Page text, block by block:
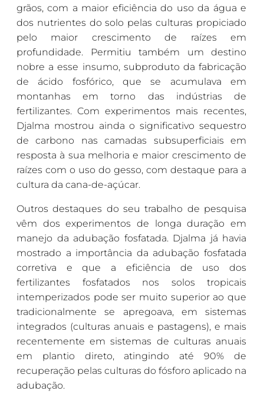
grãos, com a maior eficiência do uso da água e
dos nutrientes do solo pelas culturas propiciado
pelo maior crescimento de raízes em
profundidade. Permitiu também um destino
nobre a esse insumo, subproduto da fabricação
de ácido fosfórico, que se acumulava em
montanhas em torno das indústrias de
fertilizantes. Com experimentos mais recentes,
Djalma mostrou ainda o significativo sequestro
de carbono nas camadas subsuperficiais em
resposta à sua melhoria e maior crescimento de
raízes com o uso do gesso, com destaque para a
cultura da cana-de-açúcar.
Outros destaques do seu trabalho de pesquisa
vêm dos experimentos de longa duração em
manejo da adubação fosfatada. Djalma já havia
mostrado a importância da adubação fosfatada
corretiva e que a eficiência de uso dos
fertilizantes fosfatados nos solos tropicais
intemperizados pode ser muito superior ao que
tradicionalmente se apregoava, em sistemas
integrados (culturas anuais e pastagens), e mais
recentemente em sistemas de culturas anuais
em plantio direto, atingindo até 90% de
recuperação pelas culturas do fósforo aplicado na
adubação.